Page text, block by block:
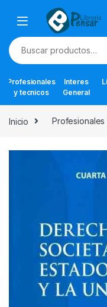
Skip to navigation
Skip to content
Buscar por:
Profesionales
y tecnicos
Interes
General
Inicio